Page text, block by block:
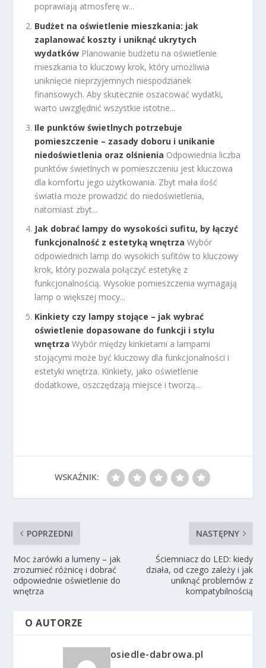
poprawiają atmosferę w...
Budżet na oświetlenie mieszkania: jak
zaplanować koszty i uniknąć ukrytych
wydatków Planowanie budżetu na oświetlenie
mieszkania to kluczowy krok, który umożliwia
uniknięcie nieprzyjemnych niespodzianek
finansowych. Aby skutecznie oszacować wydatki,
warto uwzględnić wszystkie istotne...
Ile punktów świetlnych potrzebuje
pomieszczenie – zasady doboru i unikanie
niedoświetlenia oraz olśnienia Odpowiednia liczba
punktów świetlnych w pomieszczeniu jest kluczowa
dla komfortu jego użytkowania. Zbyt mała ilość
światła może prowadzić do niedoświetlenia,
natomiast zbyt...
Jak dobrać lampy do wysokości sufitu, by łączyć
funkcjonalność z estetyką wnętrza Wybór
odpowiednich lamp do wysokich sufitów to kluczowy
krok, który pozwala połączyć estetykę z
funkcjonalnością. Wysokie pomieszczenia wymagają
lamp o większej mocy...
Kinkiety czy lampy stojące – jak wybrać
oświetlenie dopasowane do funkcji i stylu
wnętrza Wybór między kinkietami a lampami
stojącymi może być kluczowy dla funkcjonalności i
estetyki wnętrza. Kinkiety, jako oświetlenie
dodatkowe, oszczędzają miejsce i tworzą...
WSKAŹNIK:
POPRZEDNI
Moc żarówki a lumeny – jak
zrozumieć różnicę i dobrać
odpowiednie oświetlenie do
wnętrza
NASTĘPNY
Ściemniacz do LED: kiedy
działa, od czego zależy i jak
uniknąć problemów z
kompatybilnością
O AUTORZE
osiedle-dabrowa.pl